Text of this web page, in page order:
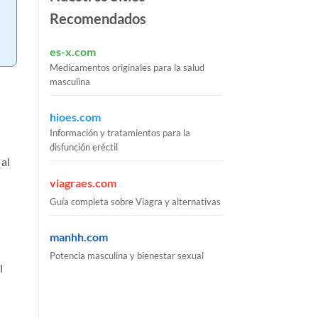
Recomendados
es-x.com
Medicamentos originales para la salud
masculina
hioes.com
Información y tratamientos para la
disfunción eréctil
viagraes.com
Guía completa sobre Viagra y alternativas
manhh.com
Potencia masculina y bienestar sexual